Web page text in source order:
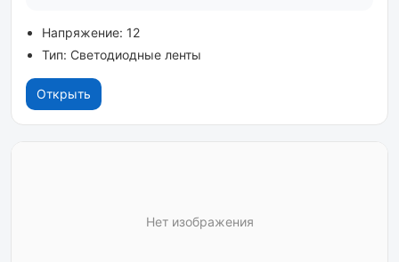
Напряжение: 12
Тип: Светодиодные ленты
Открыть
Нет изображения